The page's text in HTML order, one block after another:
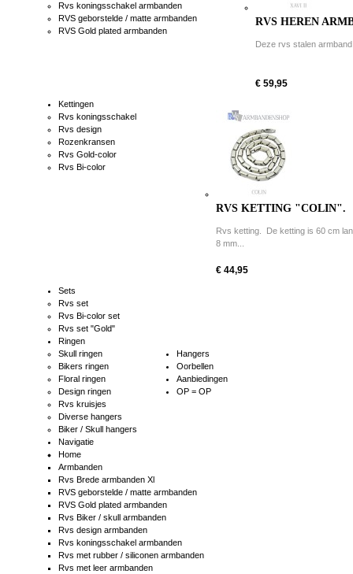
Rvs koningsschakel armbanden
RVS geborstelde / matte armbanden
RVS Gold plated armbanden
RVS HEREN
Deze rvs stalen
€ 59,95
Kettingen
Rvs koningsschakel
Rvs design
Rozenkransen
Rvs Gold-color
Rvs Bi-color
RVS KETTING "COLIN".
Rvs ketting. De ketting is 60 cm
8 mm...
€ 44,95
Sets
Rvs set
Rvs Bi-color set
Rvs set "Gold"
Ringen
Skull ringen
Bikers ringen
Floral ringen
Design ringen
Hangers
Rvs kruisjes
Diverse hangers
Biker / Skull hangers
Oorbellen
Aanbiedingen
OP = OP
Navigatie
Home
Armbanden
Rvs Brede armbanden Xl
RVS geborstelde / matte armbanden
RVS Gold plated armbanden
Rvs Biker / skull armbanden
Rvs design armbanden
Rvs koningsschakel armbanden
Rvs met rubber / siliconen armbanden
Rvs met leer armbanden